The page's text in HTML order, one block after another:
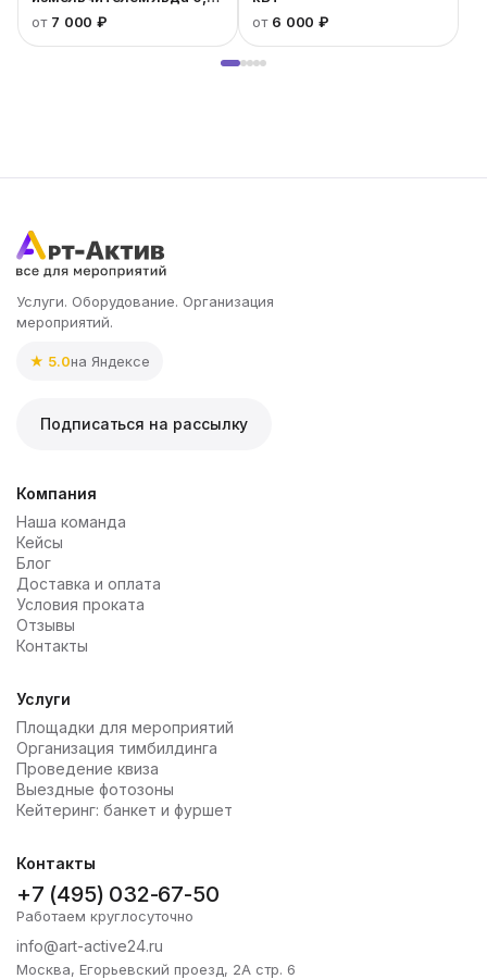
кг 0,18 кВт
от 7 000 ₽
от 6 000 ₽
Услуги. Оборудование. Организация
мероприятий.
★ 5.0на Яндексе
Подписаться на рассылку
Компания
Наша команда
Кейсы
Блог
Доставка и оплата
Условия проката
Отзывы
Контакты
Услуги
Площадки для мероприятий
Организация тимбилдинга
Проведение квиза
Выездные фотозоны
Кейтеринг: банкет и фуршет
Контакты
+7 (495) 032-67-50
Работаем круглосуточно
info@art-active24.ru
Москва, Егорьевский проезд, 2А стр. 6